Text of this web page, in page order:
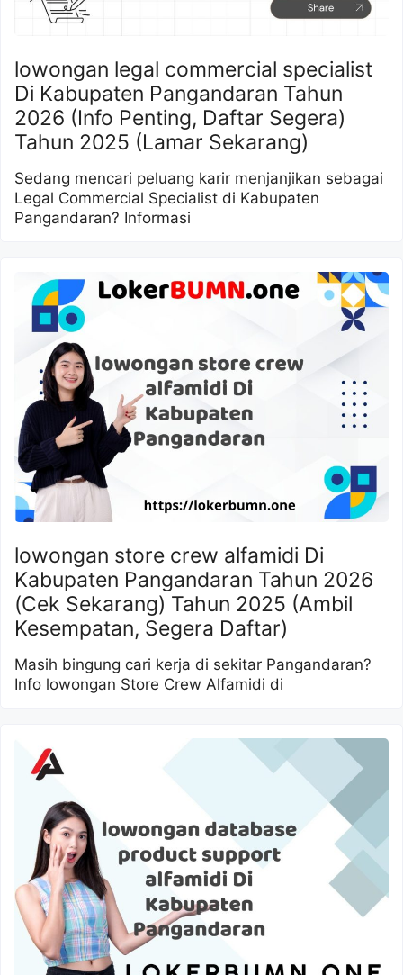
lowongan legal commercial specialist
Di Kabupaten Pangandaran Tahun
2026 (Info Penting, Daftar Segera)
Tahun 2025 (Lamar Sekarang)
Sedang mencari peluang karir menjanjikan sebagai
Legal Commercial Specialist di Kabupaten
Pangandaran? Informasi
lowongan store crew alfamidi Di
Kabupaten Pangandaran Tahun 2026
(Cek Sekarang) Tahun 2025 (Ambil
Kesempatan, Segera Daftar)
Masih bingung cari kerja di sekitar Pangandaran?
Info lowongan Store Crew Alfamidi di